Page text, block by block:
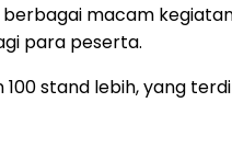
macam
para peserta.
stand lebih, yang